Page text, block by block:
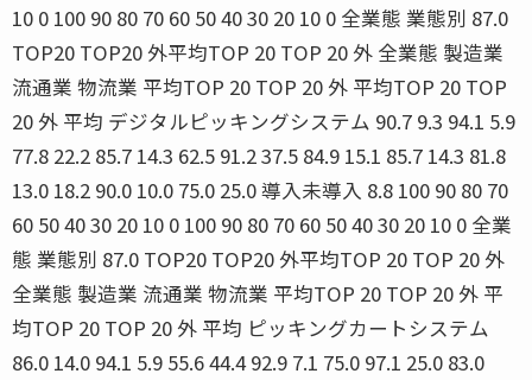
10 0 100 90 80 70 60 50 40 30 20 10 0 全業態 業態別 87.0
TOP20 TOP20 外平均TOP 20 TOP 20 外 全業態 製造業
流通業 物流業 平均TOP 20 TOP 20 外 平均TOP 20 TOP
20 外 平均 デジタルピッキングシステム 90.7 9.3 94.1 5.9
77.8 22.2 85.7 14.3 62.5 91.2 37.5 84.9 15.1 85.7 14.3 81.8
13.0 18.2 90.0 10.0 75.0 25.0 導入未導入 8.8 100 90 80 70
60 50 40 30 20 10 0 100 90 80 70 60 50 40 30 20 10 0 全業
態 業態別 87.0 TOP20 TOP20 外平均TOP 20 TOP 20 外
全業態 製造業 流通業 物流業 平均TOP 20 TOP 20 外 平
均TOP 20 TOP 20 外 平均 ピッキングカートシステム
86.0 14.0 94.1 5.9 55.6 44.4 92.9 7.1 75.0 97.1 25.0 83.0